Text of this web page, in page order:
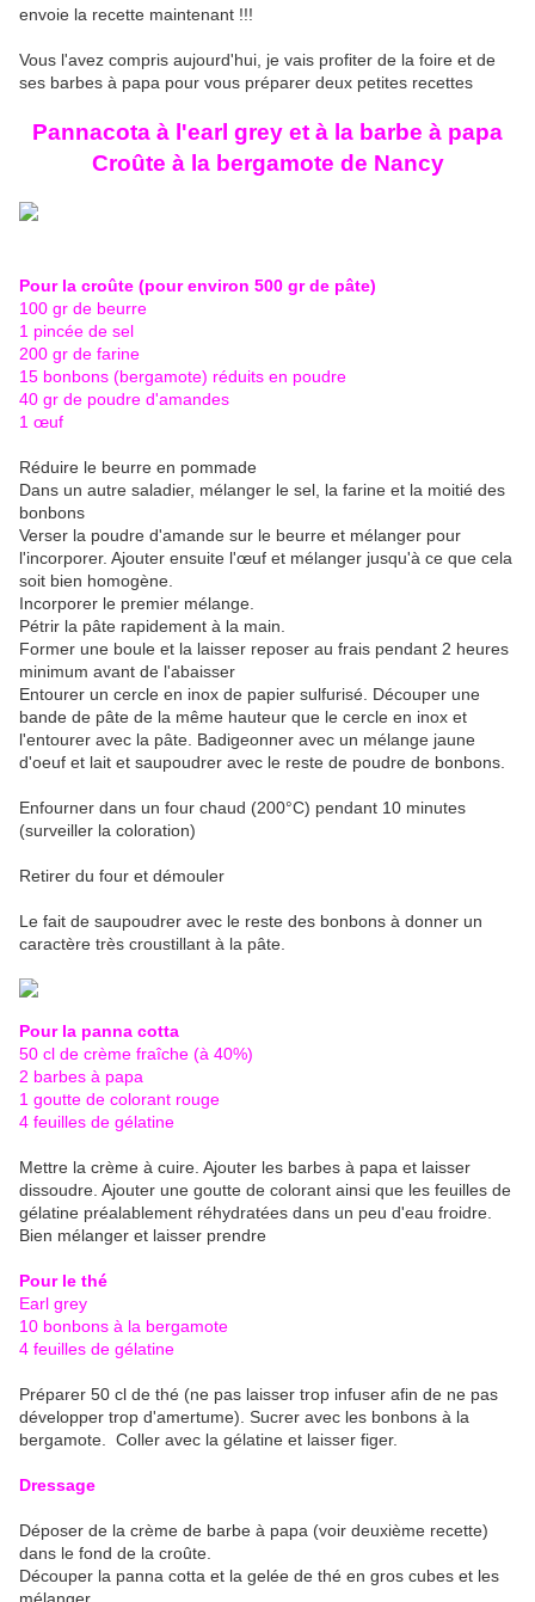
envoie la recette maintenant !!!
Vous l'avez compris aujourd'hui, je vais profiter de la foire et de
ses barbes à papa pour vous préparer deux petites recettes
Pannacota à l'earl grey et à la barbe à papa
Croûte à la bergamote de Nancy
Pour la croûte (pour environ 500 gr de pâte)
100 gr de beurre
1 pincée de sel
200 gr de farine
15 bonbons (bergamote) réduits en poudre
40 gr de poudre d'amandes
1 œuf
Réduire le beurre en pommade
Dans un autre saladier, mélanger le sel, la farine et la moitié des
bonbons
Verser la poudre d'amande sur le beurre et mélanger pour
l'incorporer. Ajouter ensuite l'œuf et mélanger jusqu'à ce que cela
soit bien homogène.
Incorporer le premier mélange.
Pétrir la pâte rapidement à la main.
Former une boule et la laisser reposer au frais pendant 2 heures
minimum avant de l'abaisser
Entourer un cercle en inox de papier sulfurisé. Découper une
bande de pâte de la même hauteur que le cercle en inox et
l'entourer avec la pâte. Badigeonner avec un mélange jaune
d'oeuf et lait et saupoudrer avec le reste de poudre de bonbons.
Enfourner dans un four chaud (200°C) pendant 10 minutes
(surveiller la coloration)
Retirer du four et démouler
Le fait de saupoudrer avec le reste des bonbons à donner un
caractère très croustillant à la pâte.
Pour la panna cotta
50 cl de crème fraîche (à 40%)
2 barbes à papa
1 goutte de colorant rouge
4 feuilles de gélatine
Mettre la crème à cuire. Ajouter les barbes à papa et laisser
dissoudre. Ajouter une goutte de colorant ainsi que les feuilles de
gélatine préalablement réhydratées dans un peu d'eau froidre.
Bien mélanger et laisser prendre
Pour le thé
Earl grey
10 bonbons à la bergamote
4 feuilles de gélatine
Préparer 50 cl de thé (ne pas laisser trop infuser afin de ne pas
développer trop d'amertume). Sucrer avec les bonbons à la
bergamote. Coller avec la gélatine et laisser figer.
Dressage
Déposer de la crème de barbe à papa (voir deuxième recette)
dans le fond de la croûte.
Découper la panna cotta et la gelée de thé en gros cubes et les